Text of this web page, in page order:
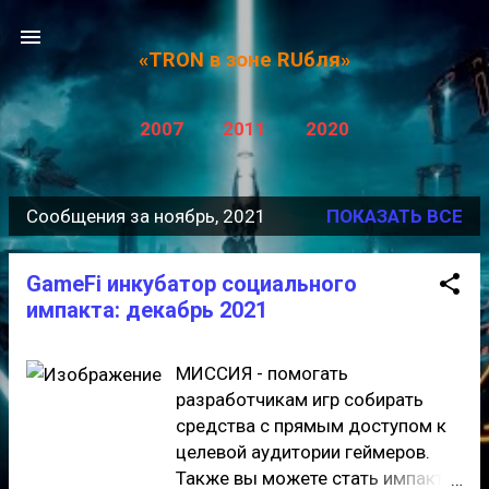
К основному контенту
«TRON в зоне RUбля»
2007 2011 2020
С
щ
Сообщения за ноябрь, 2021 ПОКАЗАТЬ ВСЕ
GameFi инкубатор социального
импакта: декабрь 2021
МИССИЯ - помогать
разработчикам игр собирать
средства с прямым доступом к
целевой аудитории геймеров.
Также вы можете стать импакт-